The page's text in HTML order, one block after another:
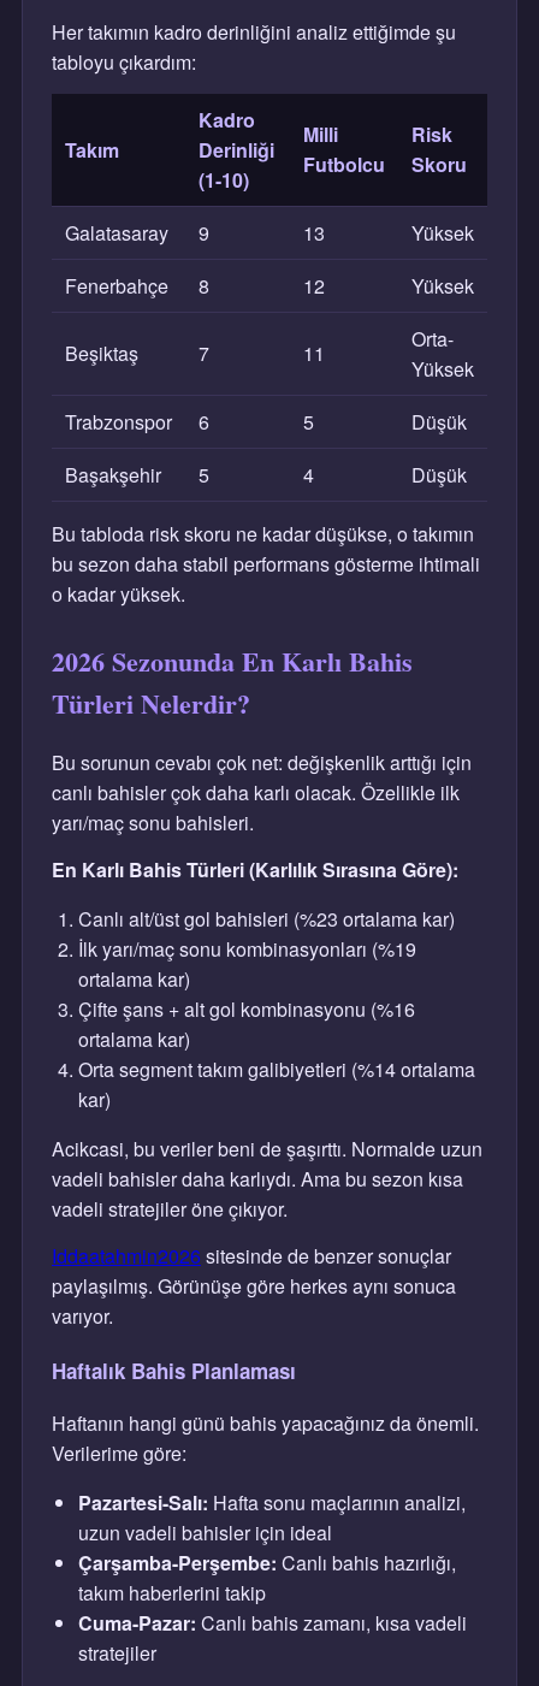
Her takımın kadro derinliğini analiz ettiğimde şu
tabloyu çıkardım:
Takım
Kadro
Derinliği
(1-10)
Milli
Futbolcu
Risk
Skoru
Galatasaray 9 13
Yüksek
Fenerbahçe
8 12 Yüksek
Beşiktaş 7 11
Orta-
Yüksek
Trabzonspor
6 5
Düşük
Başakşehir
5 4 Düşük
Bu tabloda risk skoru ne kadar düşükse, o takımın
bu sezon daha stabil performans gösterme ihtimali
o kadar yüksek.
2026 Sezonunda En Karlı Bahis
Türleri Nelerdir?
Bu sorunun cevabı çok net: değişkenlik arttığı için
canlı bahisler çok daha karlı olacak. Özellikle ilk
yarı/maç sonu bahisleri.
En Karlı Bahis Türleri (Karlılık Sırasına Göre):
Canlı alt/üst gol bahisleri (%23 ortalama kar)
İlk yarı/maç sonu kombinasyonları (%19
ortalama kar)
Çifte şans + alt gol kombinasyonu (%16
ortalama kar)
Orta segment takım galibiyetleri (%14 ortalama
kar)
Acikcasi, bu veriler beni de şaşırttı. Normalde uzun
vadeli bahisler daha karlıydı. Ama bu sezon kısa
vadeli stratejiler öne çıkıyor.
Iddaatahmin2026sitesinde de benzer sonuçlar
paylaşılmış. Görünüşe göre herkes aynı sonuca
varıyor.
Haftalık Bahis Planlaması
Haftanın hangi günü bahis yapacağınız da önemli.
Verilerime göre:
Pazartesi-Salı: Hafta sonu maçlarının analizi,
uzun vadeli bahisler için ideal
Çarşamba-Perşembe: Canlı bahis hazırlığı,
takım haberlerini takip
Cuma-Pazar: Canlı bahis zamanı, kısa vadeli
stratejiler